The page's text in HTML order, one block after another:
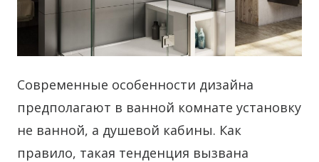
Современные особенности дизайна
предполагают в ванной комнате установку
не ванной, а душевой кабины. Как
правило, такая тенденция вызвана